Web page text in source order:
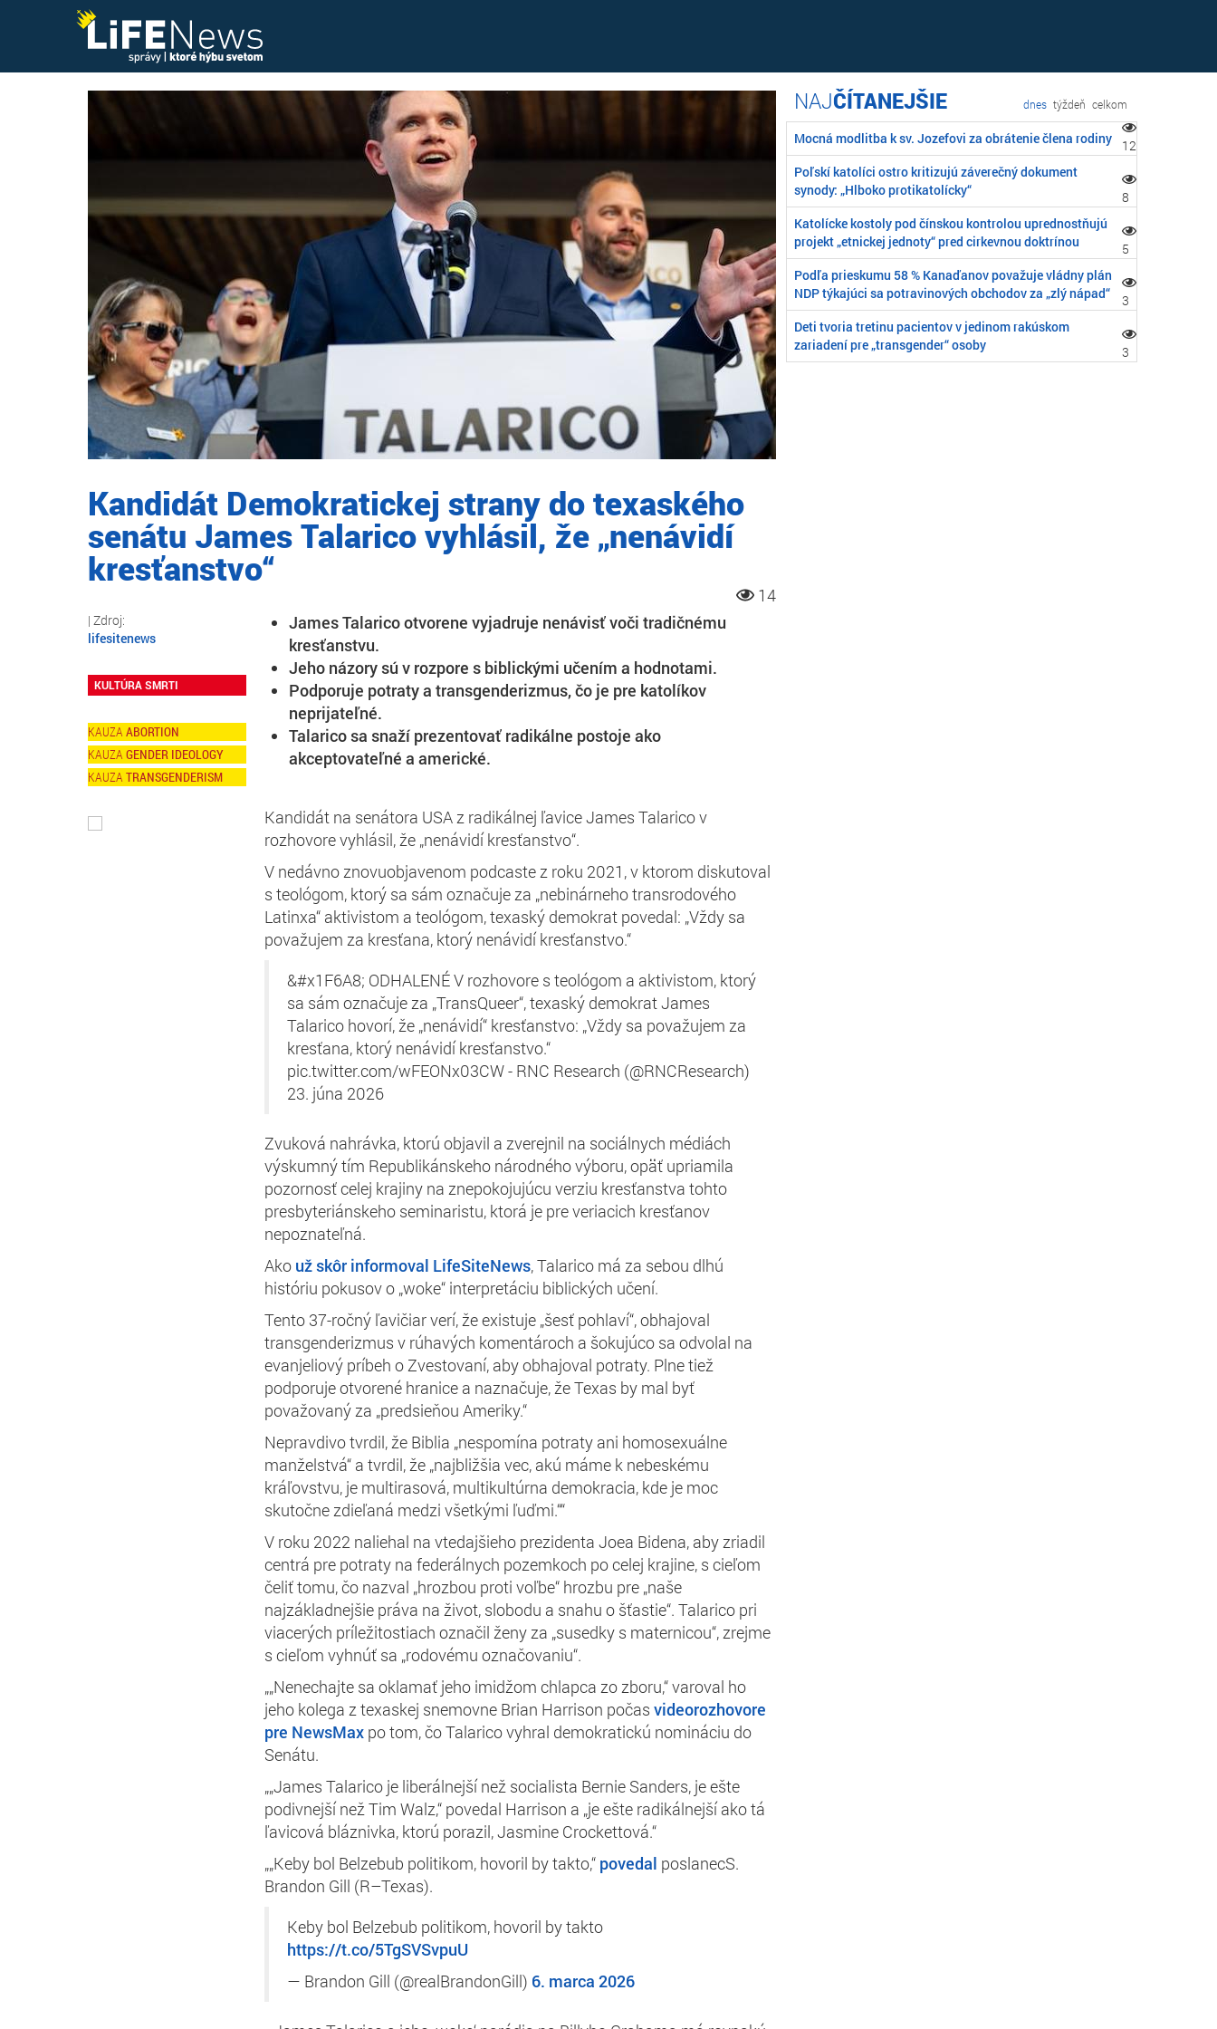
Kandidát Demokratickej strany do texaského
senátu James Talarico vyhlásil, že „nenávidí
kresťanstvo“
14
lifesitenews
KULTÚRA SMRTI
ABORTION
GENDER IDEOLOGY
TRANSGENDERISM
James Talarico otvorene vyjadruje nenávisť voči tradičnému
kresťanstvu.
Jeho názory sú v rozpore s biblickými učením a hodnotami.
Podporuje potraty a transgenderizmus, čo je pre katolíkov
neprijateľné.
Talarico sa snaží prezentovať radikálne postoje ako
akceptovateľné a americké.
Kandidát na senátora USA z radikálnej ľavice James Talarico v
rozhovore vyhlásil, že „nenávidí kresťanstvo“.
V nedávno znovuobjavenom podcaste z roku 2021, v ktorom diskutoval
s teológom, ktorý sa sám označuje za „nebinárneho transrodového
Latinxa“ aktivistom a teológom, texaský demokrat povedal: „Vždy sa
považujem za kresťana, ktorý nenávidí kresťanstvo.“
&#x1F6A8; ODHALENÉ V rozhovore s teológom a aktivistom, ktorý
sa sám označuje za „TransQueer“, texaský demokrat James
Talarico hovorí, že „nenávidí“ kresťanstvo: „Vždy sa považujem za
kresťana, ktorý nenávidí kresťanstvo.“
pic.twitter.com/wFEONx03CW - RNC Research (@RNCResearch)
23. júna 2026
Zvuková nahrávka, ktorú objavil a zverejnil na sociálnych médiách
výskumný tím Republikánskeho národného výboru, opäť upriamila
pozornosť celej krajiny na znepokojujúcu verziu kresťanstva tohto
presbyteriánskeho seminaristu, ktorá je pre veriacich kresťanov
nepoznateľná.
Ako už skôr informoval LifeSiteNews, Talarico má za sebou dlhú
históriu pokusov o „woke“ interpretáciu biblických učení.
Tento 37-ročný ľavičiar verí, že existuje „šesť pohlaví“, obhajoval
transgenderizmus v rúhavých komentároch a šokujúco sa odvolal na
evanjeliový príbeh o Zvestovaní, aby obhajoval potraty. Plne tiež
podporuje otvorené hranice a naznačuje, že Texas by mal byť
považovaný za „predsieňou Ameriky.“
Nepravdivo tvrdil, že Biblia „nespomína potraty ani homosexuálne
manželstvá“ a tvrdil, že „najbližšia vec, akú máme k nebeskému
kráľovstvu, je multirasová, multikultúrna demokracia, kde je moc
skutočne zdieľaná medzi všetkými ľuďmi.““
V roku 2022 naliehal na vtedajšieho prezidenta Joea Bidena, aby zriadil
centrá pre potraty na federálnych pozemkoch po celej krajine, s cieľom
čeliť tomu, čo nazval „hrozbou proti voľbe“ hrozbu pre „naše
najzákladnejšie práva na život, slobodu a snahu o šťastie“. Talarico pri
viacerých príležitostiach označil ženy za „susedky s maternicou“, zrejme
s cieľom vyhnúť sa „rodovému označovaniu“.
„„Nenechajte sa oklamať jeho imidžom chlapca zo zboru,“ varoval ho
jeho kolega z texaskej snemovne Brian Harrison počas videorozhovore
pre NewsMax po tom, čo Talarico vyhral demokratickú nomináciu do
Senátu.
„„James Talarico je liberálnejší než socialista Bernie Sanders, je ešte
podivnejší než Tim Walz,“ povedal Harrison a „je ešte radikálnejší ako tá
ľavicová bláznivka, ktorú porazil, Jasmine Crockettová.“
„„Keby bol Belzebub politikom, hovoril by takto,“ povedal poslanecS.
Brandon Gill (R–Texas).
Keby bol Belzebub politikom, hovoril by takto
https://t.co/5TgSVSvpuU
— Brandon Gill (@realBrandonGill) 6. marca 2026
ČÍTANEJŠIE dnes týždeň celkom
Mocná modlitba k sv. Jozefovi za obrátenie člena rodiny
12
Poľskí katolíci ostro kritizujú záverečný dokument
synody: „Hlboko protikatolícky“
8
Katolícke kostoly pod čínskou kontrolou uprednostňujú
projekt „etnickej jednoty“ pred cirkevnou doktrínou
5
Podľa prieskumu 58 % Kanaďanov považuje vládny plán
NDP týkajúci sa potravinových obchodov za „zlý nápad“
3
Deti tvoria tretinu pacientov v jedinom rakúskom
zariadení pre „transgender“ osoby
3